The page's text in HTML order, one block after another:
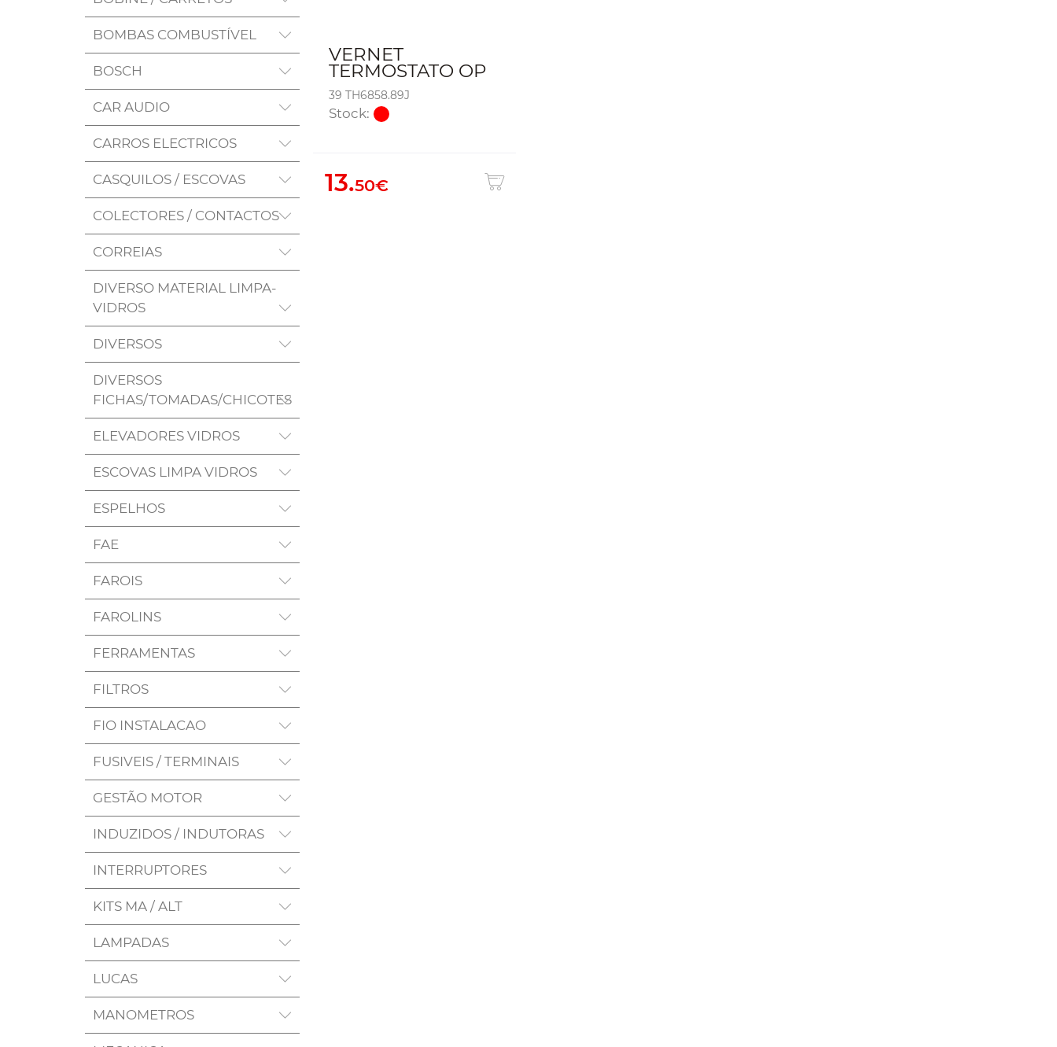
BOMBAS COMBUSTÍVEL
BOSCH
CAR AUDIO
CARROS ELECTRICOS
CASQUILOS / ESCOVAS
COLECTORES / CONTACTOS
CORREIAS
DIVERSO MATERIAL LIMPA-
VIDROS
DIVERSOS
DIVERSOS
FICHAS/TOMADAS/CHICOTES
ELEVADORES VIDROS
ESCOVAS LIMPA VIDROS
ESPELHOS
FAE
FAROIS
FAROLINS
FERRAMENTAS
FILTROS
FIO INSTALACAO
FUSIVEIS / TERMINAIS
GESTÃO MOTOR
INDUZIDOS / INDUTORAS
INTERRUPTORES
KITS MA / ALT
LAMPADAS
LUCAS
MANOMETROS
VERNET
TERMOSTATO OP
39 TH6858.89J
Stock:
13.50€